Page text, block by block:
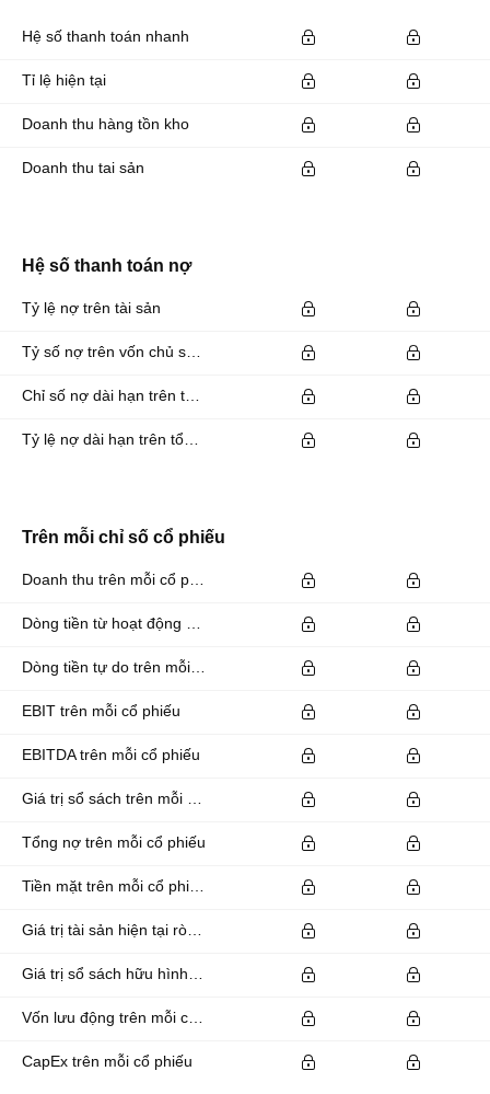
Hệ số thanh toán nhanh
Tỉ lệ hiện tại
Doanh thu hàng tồn kho
Doanh thu tai sản
Hệ số thanh toán nợ
Tỷ lệ nợ trên tài sản
Trên mỗi chỉ số cổ phiếu
EBIT trên mỗi cổ phiếu
EBITDA trên mỗi cổ phiếu
Tổng nợ trên mỗi cổ phiếu
CapEx trên mỗi cổ phiếu